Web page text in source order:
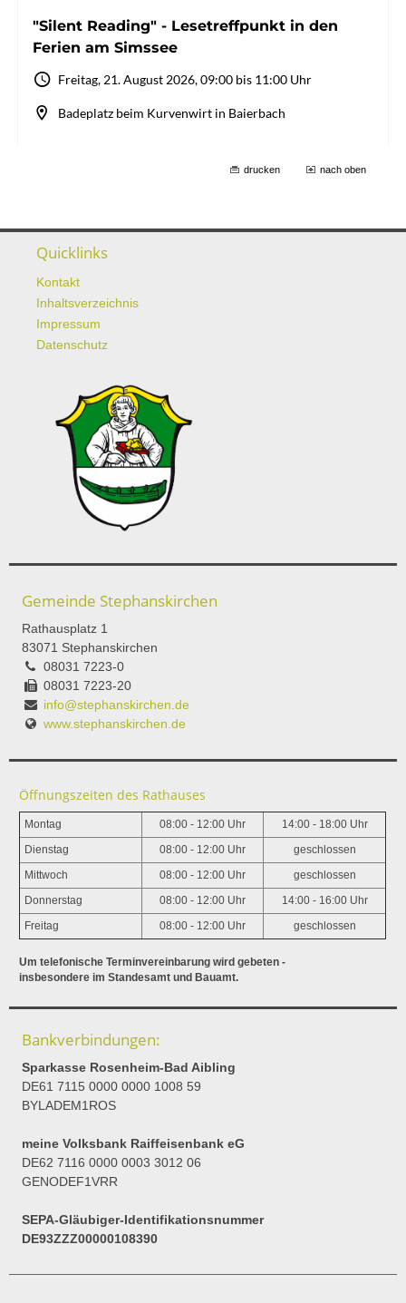
drucken nach oben
Quicklinks
Kontakt
Inhaltsverzeichnis
Impressum
Datenschutz
Gemeinde Stephanskirchen
Rathausplatz 1
83071 Stephanskirchen
08031 7223-0
08031 7223-20
info@stephanskirchen.de
www.stephanskirchen.de
Öffnungszeiten des Rathauses
Montag 08:00 - 12:00 Uhr 14:00 - 18:00 Uhr
Dienstag 08:00 - 12:00 Uhr geschlossen
Mittwoch 08:00 - 12:00 Uhr geschlossen
Donnerstag 08:00 - 12:00 Uhr 14:00 - 16:00 Uhr
Freitag 08:00 - 12:00 Uhr geschlossen
Um telefonische Terminvereinbarung wird gebeten -
insbesondere im Standesamt und Bauamt.
Bankverbindungen:
Sparkasse Rosenheim-Bad Aibling
DE61 7115 0000 0000 1008 59
BYLADEM1ROS
meine Volksbank Raiffeisenbank eG
DE62 7116 0000 0003 3012 06
GENODEF1VRR
SEPA-Gläubiger-Identifikationsnummer
DE93ZZZ00000108390